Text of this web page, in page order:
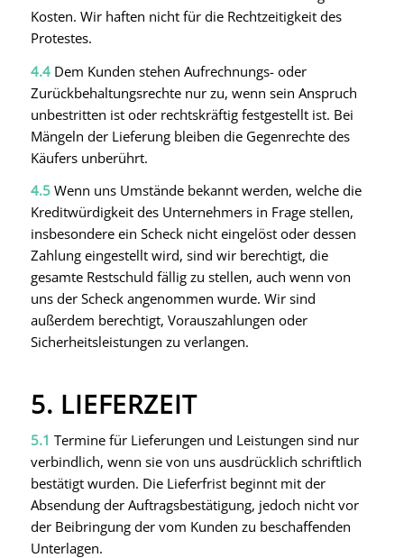
Kosten. Wir haften nicht für die Rechtzeitigkeit des
Protestes.
4.4Dem Kunden stehen Aufrechnungs- oder
Zurückbehaltungsrechte nur zu, wenn sein Anspruch
unbestritten ist oder rechtskräftig festgestellt ist. Bei
Mängeln der Lieferung bleiben die Gegenrechte des
Käufers unberührt.
4.5Wenn uns Umstände bekannt werden, welche die
Kreditwürdigkeit des Unternehmers in Frage stellen,
insbesondere ein Scheck nicht eingelöst oder dessen
Zahlung eingestellt wird, sind wir berechtigt, die
gesamte Restschuld fällig zu stellen, auch wenn von
uns der Scheck angenommen wurde. Wir sind
außerdem berechtigt, Vorauszahlungen oder
Sicherheitsleistungen zu verlangen.
5. LIEFERZEIT
5.1 Termine für Lieferungen und Leistungen sind nur
verbindlich, wenn sie von uns ausdrücklich schriftlich
bestätigt wurden. Die Lieferfrist beginnt mit der
Absendung der Auftragsbestätigung, jedoch nicht vor
der Beibringung der vom Kunden zu beschaffenden
Unterlagen.